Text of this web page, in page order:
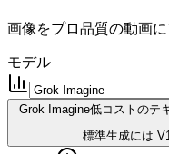
画像をプロ品質の動画に
モデル
Grok Imagine低コストのテ
標準生成には